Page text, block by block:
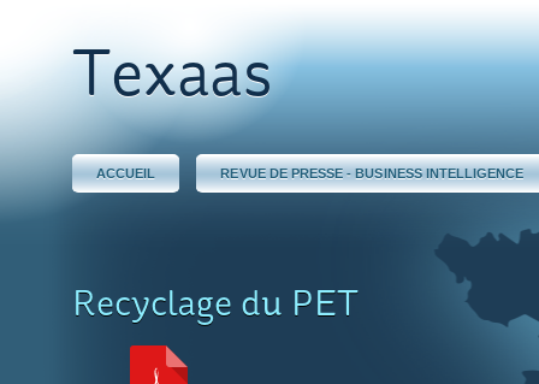
Texaas
ACCUEIL REVUE DE PRESSE - BUSINESS INTELLIGENCE
Recyclage du PET